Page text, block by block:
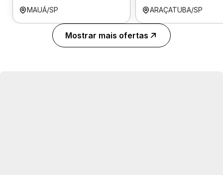
MAUÁ/SP ARAÇATUBA/SP
Mostrar mais ofertas